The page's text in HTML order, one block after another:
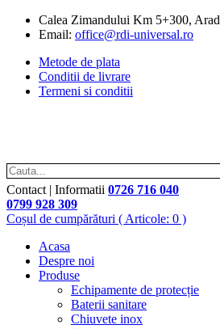
Calea Zimandului Km 5+300, Arad
Email: office@rdi-universal.ro
Metode de plata
Conditii de livrare
Termeni si conditii
Contact | Informatii 0726 716 040
0799 928 309
Coșul de cumpărături ( Articole: 0 )
Acasa
Despre noi
Produse
Echipamente de protecție
Baterii sanitare
Chiuvete inox